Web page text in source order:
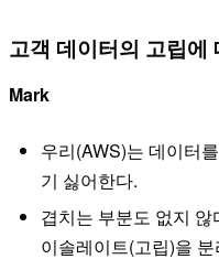
고객 데이터의 고립에
Mark
우리(AWS)는 데이터
기 싫어한다.
겹치는 부분도 없지
이솔레이트(고립)을